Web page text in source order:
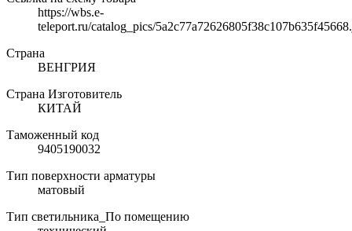
https://wbs.e-
teleport.ru/catalog_pics/
Страна
ВЕНГРИЯ
Страна Изготовитель
КИТАЙ
Таможенный код
9405190032
Тип поверхности арматуры
матовый
Тип светильника_По помещению